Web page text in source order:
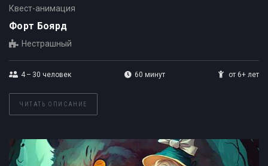
Квест-анимация
Форт Боярд
Нестрашный
4 – 30 человек 60 минут от 6+ лет
ЧИТАТЬ ОПИСАНИЕ